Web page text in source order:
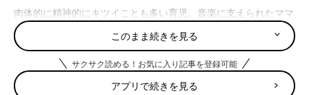
肉体的に精神的にキツイことも多い育児。音楽に支えられたママ
も。
「昔、CMで小田和正の『言葉にできない』を聞き、涙が出たの
を思い出しました。
上の子のお世話をしながら、黄昏泣きをする下の子をあやしてい
このまま続きを見る
サクサク読める！お気に入り記事を登録可能
アプリで続きを見る